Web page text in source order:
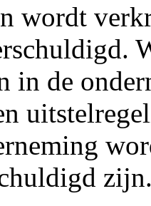
wordt
in de